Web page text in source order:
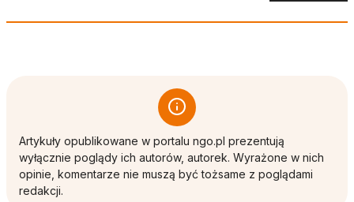
Artykuły opublikowane w portalu ngo.pl prezentują
wyłącznie poglądy ich autorów, autorek. Wyrażone w nich
opinie, komentarze nie muszą być tożsame z poglądami
redakcji.